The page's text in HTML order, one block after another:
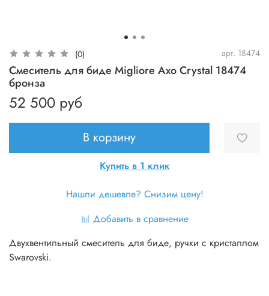
(0) арт. 18474
Смеситель для биде Migliore Axo Crystal 18474
бронза
52 500 руб
В корзину
Купить в 1 клик
Нашли дешевле? Снизим цену!
Добавить в сравнение
Двухвентильный смеситель для биде, ручки с кристаллом
Swarovski.